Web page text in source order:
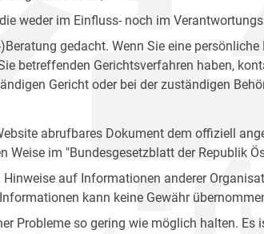
weder im Einfluss- noch im
gedacht. Wenn Sie eine
betreffenden Gerichtsverfahren haben,
Gericht oder bei der zuständigen
abrufbares Dokument dem offiziell
Weise im "Bundesgesetzblatt der Republik
auf Informationen anderer
kann keine Gewähr
Probleme so gering wie möglich halten.